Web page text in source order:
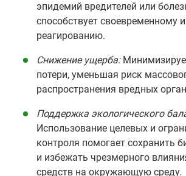
эпидемий вредителей или
способствует своевременному
реагированию.
Снижение ущерба:
потери, уменьшая риск
распространения вредных
Поддержка экологического
Использование целевых и
контроля помогает сохранить
и избежать чрезмерного
средств на окружающую среду.